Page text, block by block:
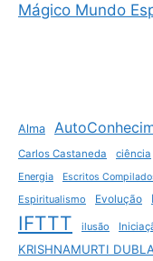
Mágico Mundo
Alma
Carlos Castaneda ciência
Energia Escritos
Espiritualismo Evolução
IFTTT ilusão
KRISHNAMURTI